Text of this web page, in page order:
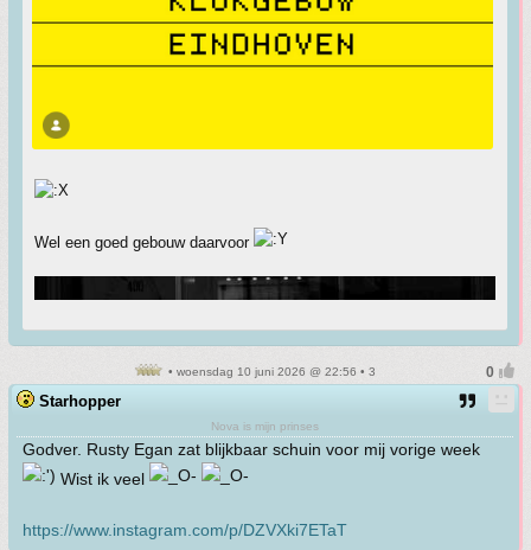
Wel een goed gebouw daarvoor
• woensdag 10 juni 2026 @ 22:56 • 3
Starhopper
Nova is mijn prinses
Godver. Rusty Egan zat blijkbaar schuin voor mij vorige week
Wist ik veel
https://www.instagram.com/p/DZVXki7ETaT